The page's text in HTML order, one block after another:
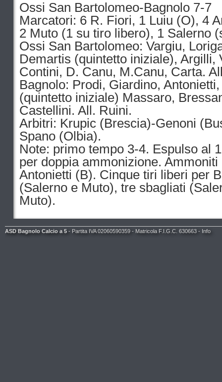
Ossi San Bartolomeo-Bagnolo 7-7
Marcatori: 6 R. Fiori, 1 Luiu (O), 4
2 Muto (1 su tiro libero), 1 Salerno
Ossi San Bartolomeo: Vargiu,
Demartis (quintetto iniziale), Argilli,
Contini, D. Canu, M.Canu, Carta.
Bagnolo: Prodi, Giardino,
(quintetto iniziale) Massaro,
Castellini. All. Ruini.
Arbitri: Krupic (Brescia)-Genoni
Spano (Olbia).
Note: primo tempo 3-4. Espulso al
per doppia ammonizione.
Antonietti (B). Cinque tiri liberi per
(Salerno e Muto), tre sbagliati
Muto).
ASD Bagnolo Calcio a 5 - Partita IVA 02060590359 - Matricola F.I.G.C. 630663 - Info